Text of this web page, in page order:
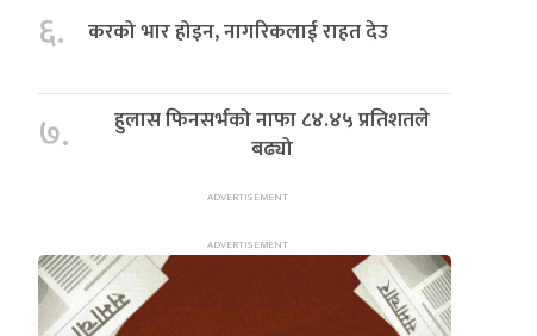
६. करको भार होइन, नागरिकलाई राहत देउ
७.
हुलास फिनसर्भको नाफा ८४.४५ प्रतिशतले
बढ्यो